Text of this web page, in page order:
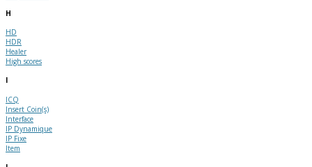
H
HD
HDR
Healer
High scores
I
ICQ
Insert Coin(s)
Interface
IP Dynamique
IP Fixe
Item